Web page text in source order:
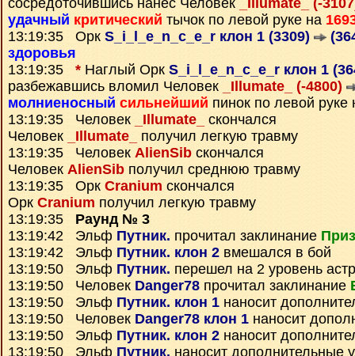
сосредоточившись нанёс Человек
_Illumate_ (-
удачный критический тычок по левой руке на
13:19:35 Орк S_i_l_e_n_c_e_r клон 1 (3309)
здоровья
13:19:35 * Наглый Орк S_i_l_e_n_c_e_r клон 1
разбежавшись вломил Человек
_Illumate_ (-4800)
молниеносный сильнейший пинок по левой руке
13:19:35 Человек
_Illumate_
скончался
Человек
_Illumate_
получил легкую травму
13:19:35 Человек AlienSib скончался
Человек AlienSib получил среднюю травму
13:19:35 Орк Cranium скончался
Орк Cranium получил легкую травму
13:19:35 Раунд № 3
13:19:42 Эльф Путник. прочитал заклинание
13:19:42 Эльф Путник. клон 2 вмешался в бой
13:19:50 Эльф Путник. перешел на 2 уровень
13:19:50 Человек Danger78 прочитал заклинание
13:19:50 Эльф Путник. клон 1 наносит
13:19:50 Человек Danger78 клон 1 наносит
13:19:50 Эльф Путник. клон 2 наносит
13:19:50 Эльф Путник. наносит дополнительные